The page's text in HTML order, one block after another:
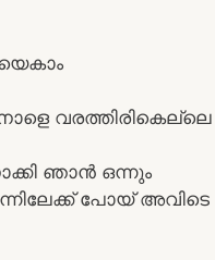
വരത്തിരികെല്ലെ
ഞാൻ ഒന്നും
പോയ് അവിടെ